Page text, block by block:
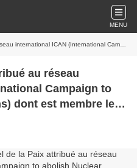
MENU
to abolish Nuclear Weapons) dont est membre le Mouvement de la Paix
au réseau
Campaign to
dont est membre le